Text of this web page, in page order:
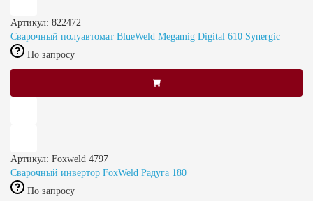
Артикул: 822472
Сварочный полуавтомат BlueWeld Megamig Digital 610 Synergic
По запросу
Артикул: Foxweld 4797
Сварочный инвертор FoxWeld Радуга 180
По запросу